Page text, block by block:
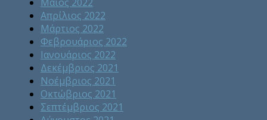
Απρίλιος 2022
Μάρτιος 2022
Φεβρουάριος 2022
Ιανουάριος 2022
Δεκέμβριος 2021
Νοέμβριος 2021
Οκτώβριος 2021
Σεπτέμβριος 2021